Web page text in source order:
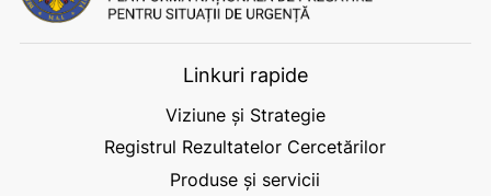
Linkuri rapide
Viziune și Strategie
Registrul Rezultatelor Cercetărilor
Produse și servicii